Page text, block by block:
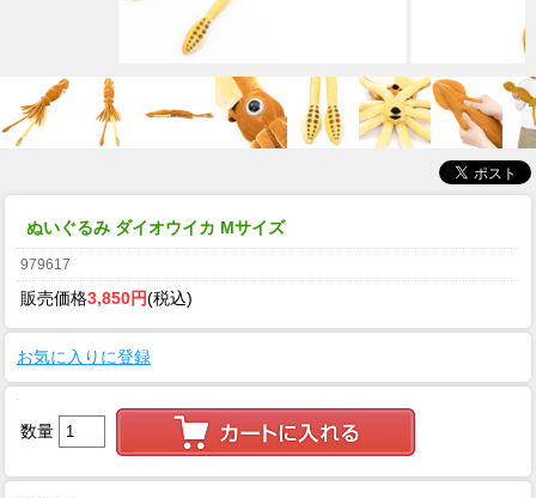
ぬいぐるみ ダイオウイカ Mサイズ
979617
販売価格3,850円(税込)
お気に入りに登録
数量